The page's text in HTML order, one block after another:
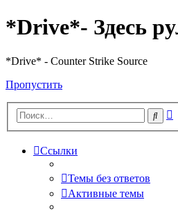
*Drive*- Здесь
*Drive* - Counter Strike Source
Пропустить
Поиск
Ссылки
Темы без ответов
Активные темы